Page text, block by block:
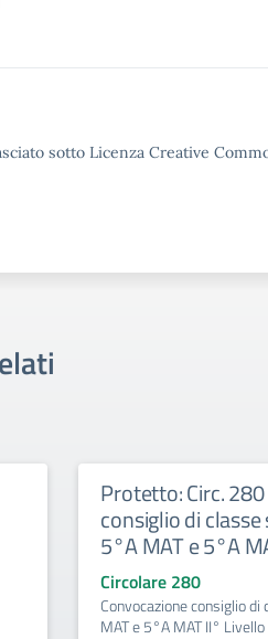
sotto Licenza Creative
Protetto: Circ.
consiglio di
5°A MAT e 5°A
Circolare 280
Convocazione consiglio
MAT e 5°A MAT II° Livello